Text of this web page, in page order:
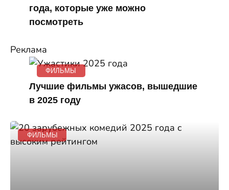
года, которые уже можно
посмотреть
Реклама
ФИЛЬМЫ
Лучшие фильмы ужасов, вышедшие
в 2025 году
ФИЛЬМЫ